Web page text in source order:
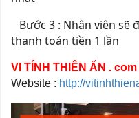
Bước 3 : Nhân viên sẽ
thanh toán tiền 1 lần
VI TÍNH THIÊN ẤN . com
Website : http://